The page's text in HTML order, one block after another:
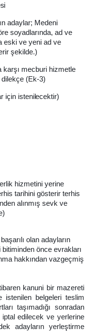
adaylar; Medeni
soyadlarında, ad ve
eski ve yeni ad ve
şekilde.)
mecburi hizmetle
dilekçe (Ek-3)
için istenilecektir)
hizmetini yerine
tarihini gösterir terhis
alınmış sevk ve
olan adayların
önce evrakları
hakkından vazgeçmiş
kanuni bir mazereti
istenilen belgeleri teslim
taşımadığı sonradan
iptal edilecek ve yerlerine
adayların yerleştirme